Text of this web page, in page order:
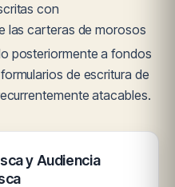
con
las carteras de morosos
posteriormente a fondos
de escritura de
atacables.
y Audiencia